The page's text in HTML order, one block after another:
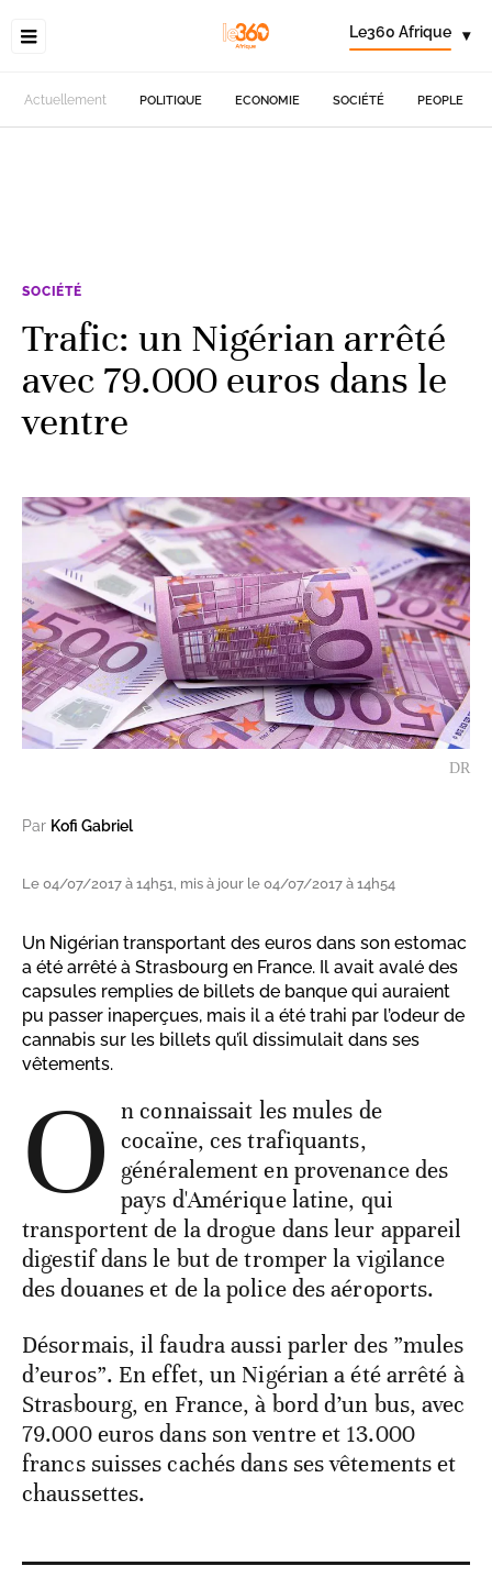
Le360 Afrique ▾
Actuellement POLITIQUE ECONOMIE SOCIÉTÉ PEOPLE
SOCIÉTÉ
Trafic: un Nigérian arrêté
avec 79.000 euros dans le
ventre
DR
Par Kofi Gabriel
Le 04/07/2017 à 14h51, mis à jour le 04/07/2017 à 14h54
Un Nigérian transportant des euros dans son estomac
a été arrêté à Strasbourg en France. Il avait avalé des
capsules remplies de billets de banque qui auraient
pu passer inaperçues, mais il a été trahi par l’odeur de
cannabis sur les billets qu’il dissimulait dans ses
vêtements.
O n connaissait les mules de
cocaïne, ces trafiquants,
généralement en provenance des
pays d'Amérique latine, qui
transportent de la drogue dans leur appareil
digestif dans le but de tromper la vigilance
des douanes et de la police des aéroports.
Désormais, il faudra aussi parler des ”mules
d’euros”. En effet, un Nigérian a été arrêté à
Strasbourg, en France, à bord d’un bus, avec
79.000 euros dans son ventre et 13.000
francs suisses cachés dans ses vêtements et
chaussettes.